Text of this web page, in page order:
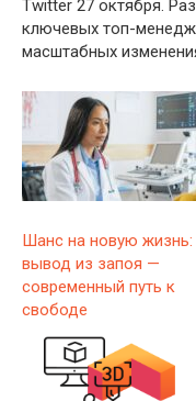
Twitter 27 октября.
ключевых топ-
масштабных
Шанс на новую жизнь:
вывод из запоя —
современный путь к
свободе